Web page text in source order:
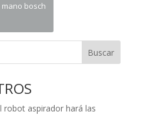
bosch
Buscar
robot aspirador hará las